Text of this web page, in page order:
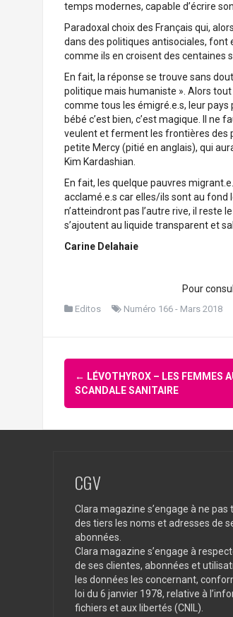
temps modernes, capable d’écrire
Paradoxal choix des Français qui,
dans des politiques antisociales, font
comme ils en croisent des centaines
En fait, la réponse se trouve sans
politique mais humaniste ». Alors
comme tous les émigré.e.s, leur
bébé c’est bien, c’est magique. Il ne
veulent et ferment les frontières des
petite Mercy (pitié en anglais), qui
Kim Kardashian.
En fait, les quelque pauvres
acclamé.e.s car elles/ils sont au fond
n’atteindront pas l’autre rive, il reste
s’ajoutent au liquide transparent et
Carine Delahaie
Pour
Editos Numéro 166 - Mars 2018
Navigation
d'article
← LÉVOTHYROX – LES FEMMES
SCANDALE SANITAIRE
CGV
Clara magazine s’engage à ne
des tiers les noms et adresses de
abonnées.
Clara magazine s’engage à
de ses clientes, abonnées et
les données les concernant,
loi du 6 janvier 1978, relative à
fichiers et aux libertés (CNIL).